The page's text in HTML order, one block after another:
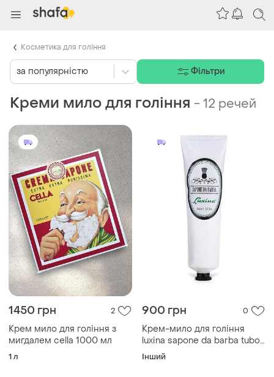
Креми мило для гоління -12 речей
1450 грн 2
Крем мило для гоління з
мигдалем cella 1000 мл
1 л
900 грн 0
Крем-мило для гоління
luxina sapone da barba tubo
150 мл
Інший
за популярністю Фільтри
Косметика для гоління